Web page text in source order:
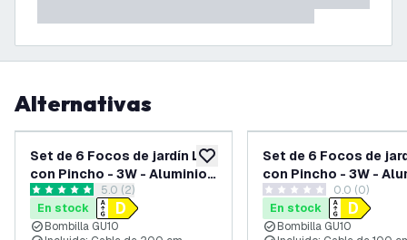
Alternativas
añadir a lista de deseos
Set de 6 Focos de jardín LED
con Pincho - 3W - Aluminio -
Antracita - 2700K - IP65 -
Cable de 2 metros con
enchufe
abrir el panel de reseñas
5 estrellas de puntuación
5.0 (2)
En stock
Bombilla GU10
Set de 6 Focos de
con Pincho - 3W -
Antracita - 4000K -
Cable de 1 metro
0 estrellas de puntuación
0.0 (0)
En stock
Bombilla GU10